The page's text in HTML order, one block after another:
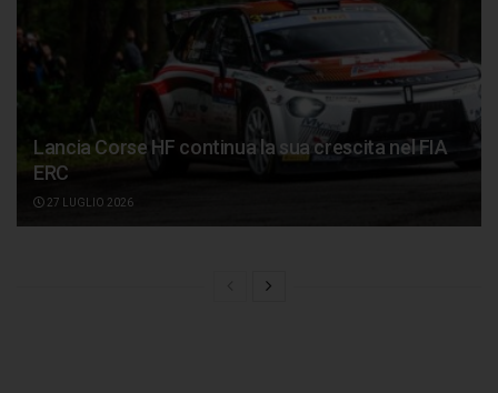
Lancia Corse HF continua la sua crescita nel FIA
ERC
27 LUGLIO 2026